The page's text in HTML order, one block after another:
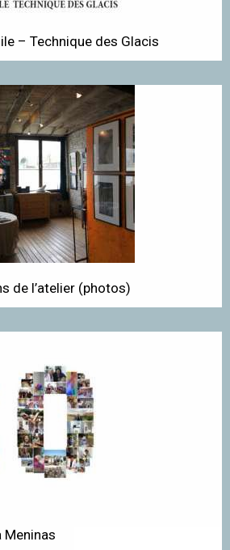
– Technique des Glacis
de l’atelier (photos)
Meninas